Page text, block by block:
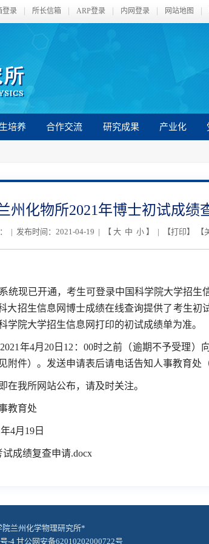
登录 所长信箱 ARP登录 内网登录 网站地图
培养 合作交流 研究成果 产业化
州化物所2021年博士初试成绩
| 发布时间：2021-04-19 | 【 大 中 小】 | 【打印】 【
统现已开通，考生可登录中国科学院大学招生
大招生信息网博士成绩在线查询提供了考生初
院大学招生信息网打印的初试成绩单为准。
2021 年4月 20 日 12 ： 00时之前（逾期不予受理）
附件）。发送申请表后请电话告知人事教育处
在我所网站公布，请及时关注。
教育处
年4月 19 日
成绩复查申请.docx
兰州化学物理研究所*
-4 甘公网安备62010202000722号